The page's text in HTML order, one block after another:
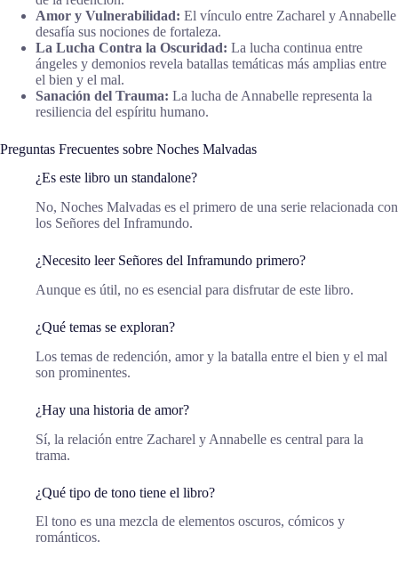
Amor y Vulnerabilidad: El vínculo entre Zacharel y Annabelle
desafía sus nociones de fortaleza.
La Lucha Contra la Oscuridad: La lucha continua entre
ángeles y demonios revela batallas temáticas más amplias entre
el bien y el mal.
Sanación del Trauma: La lucha de Annabelle representa la
resiliencia del espíritu humano.
Preguntas Frecuentes sobre Noches Malvadas
¿Es este libro un standalone?
No, Noches Malvadas es el primero de una serie relacionada con
los Señores del Inframundo.
¿Necesito leer Señores del Inframundo primero?
Aunque es útil, no es esencial para disfrutar de este libro.
¿Qué temas se exploran?
Los temas de redención, amor y la batalla entre el bien y el mal
son prominentes.
¿Hay una historia de amor?
Sí, la relación entre Zacharel y Annabelle es central para la
trama.
¿Qué tipo de tono tiene el libro?
El tono es una mezcla de elementos oscuros, cómicos y
románticos.